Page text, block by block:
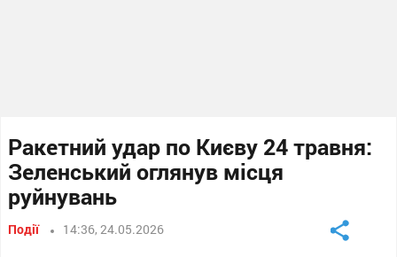
Ракетний удар по Києву 24 травня:
Зеленський оглянув місця
руйнувань
Події 14:36, 24.05.2026